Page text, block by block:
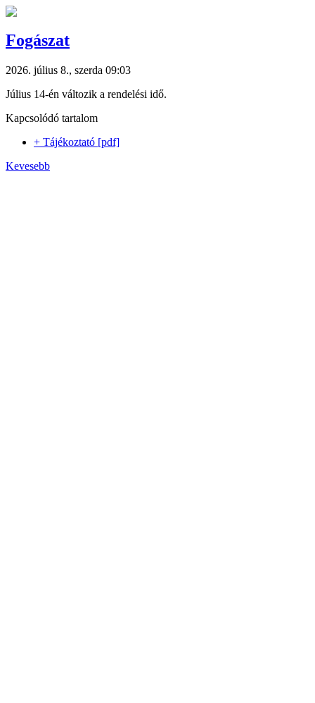
Fogászat
2026. július 8., szerda 09:03
Július 14-én változik a rendelési idő.
Kapcsolódó tartalom
+ Tájékoztató [pdf]
Kevesebb